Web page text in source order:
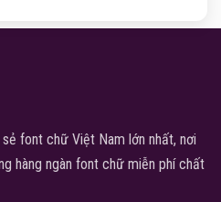
font chữ Việt Nam lớn nhất, nơi
hàng ngàn font chữ miễn phí chất